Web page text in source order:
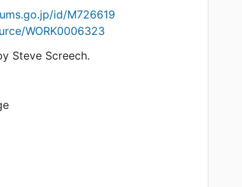
id/M726619
WORK0006323
Steve Screech.